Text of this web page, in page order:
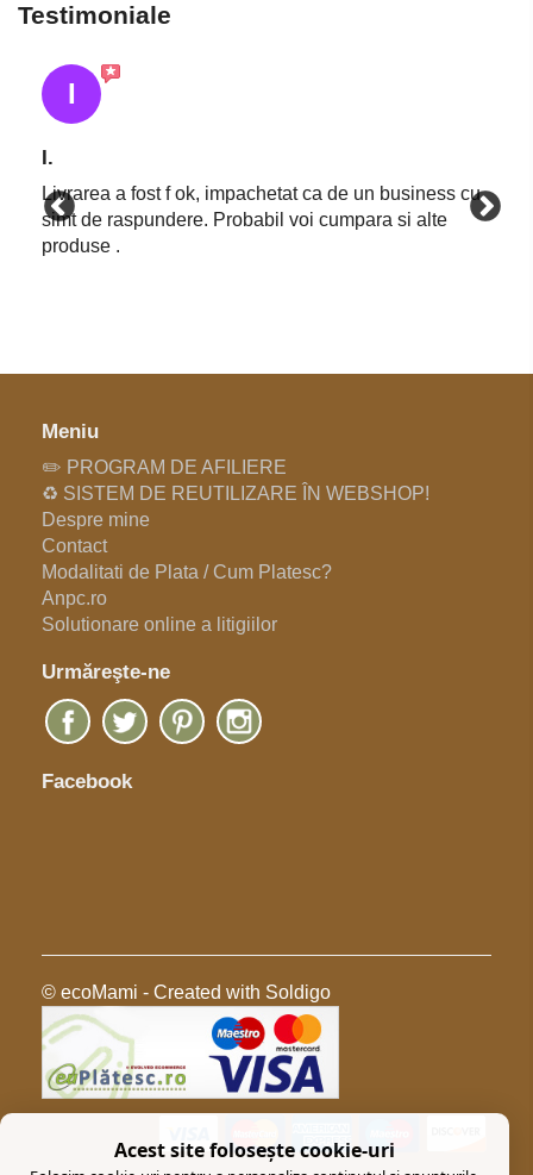
Testimoniale
I
I.
Livrarea a fost f ok, impachetat ca de un business cu
simt de raspundere. Probabil voi cumpara si alte
produse .
Meniu
✏️ PROGRAM DE AFILIERE
♻️ SISTEM DE REUTILIZARE ÎN WEBSHOP!
Despre mine
Contact
Modalitati de Plata / Cum Platesc?
Anpc.ro
Solutionare online a litigiilor
Urmăreşte-ne
Facebook
© ecoMami - Created with Soldigo
Acest site folosește cookie-uri